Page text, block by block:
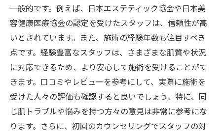
一般的です。例えば、日本エステティック協会や日本美
容健康医療協会の認定を受けたスタッフは、信頼性が高
いとされています。また、施術の経験年数も注目すべき
点です。経験豊富なスタッフは、さまざまな肌質や状況
に対応できるため、より安心して施術を受けることがで
きます。口コミやレビューを参考にして、実際に施術を
受けた人々の評価も確認すると良いでしょう。特に、同
じ肌トラブルや悩みを持つ方々の意見は非常に参考にな
ります。さらに、初回のカウンセリングでスタッフの対